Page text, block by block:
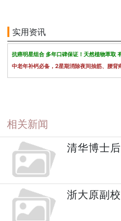
实用资讯
抗癌明星组合 多年口碑保证！天然植物萃取
中老年补钙必备，2星期消除夜间抽筋、腰背
相关新闻
清华博士
浙大原副